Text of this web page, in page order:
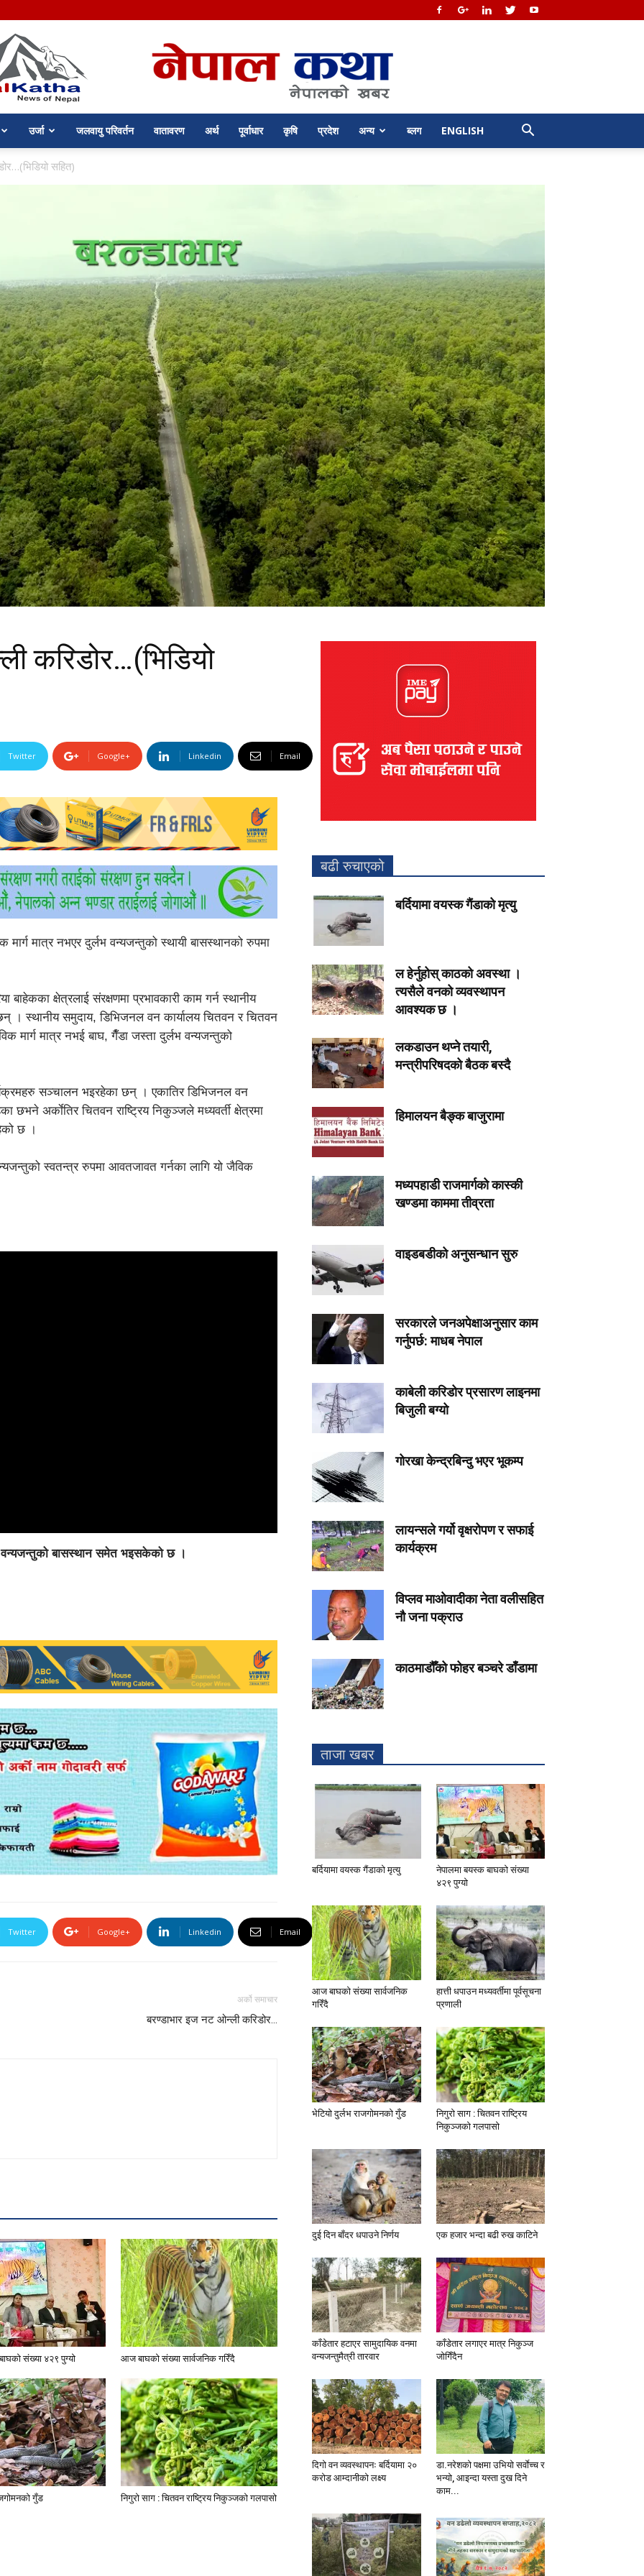
nepalkatha.com
उर्जा जलवायु परिवर्तन वातावरण अर्थ पूर्वाधार कृषि प्रदेश अन्य ब्लग ENGLISH
सहित)
करिडोर…(भिडियो
Twitter Google+ Linkedin Email
मार्ग मात्र नभएर दुर्लभ वन्यजन्तुको स्थायी बासस्थानको रुपमा
बाहेकका क्षेत्रलाई संरक्षणमा प्रभावकारी काम गर्न स्थानीय
। स्थानीय समुदाय, डिभिजनल वन कार्यालय चितवन र चितवन
मार्ग मात्र नभई बाघ, गैँडा जस्ता दुर्लभ वन्यजन्तुको
सञ्चालन भइरहेका छन् । एकातिर डिभिजनल वन
छभने अर्काेतिर चितवन राष्ट्रिय निकुञ्जले मध्यवर्ती क्षेत्रमा
छ ।
स्वतन्त्र रुपमा आवतजावत गर्नका लागि यो जैविक
वन्यजन्तुको बासस्थान समेत भइसकेको छ ।
Twitter Google+ Linkedin Email
अर्को समाचार
बरण्डाभार इज नट ओन्ली करिडोर…
संख्या ४२९ पुग्यो आज बाघको संख्या सार्वजनिक गरिँदै
गुँड निगुरो साग : चितवन राष्ट्रिय निकुञ्जको गलपासो
बढी रुचाएको
बर्दियामा वयस्क गैंडाको मृत्यु
ल हेर्नुहोस् काठको अवस्था ।
त्यसैले वनको व्यवस्थापन
आवश्यक छ ।
लकडाउन थप्ने तयारी,
मन्त्रीपरिषदको बैठक बस्दै
हिमालयन बैङ्क बाजुरामा
मध्यपहाडी राजमार्गको कास्की
खण्डमा काममा तीव्रता
वाइडबडीको अनुसन्धान सुरु
सरकारले जनअपेक्षाअनुसार काम
गर्नुपर्छ: माधब नेपाल
काबेली करिडोर प्रसारण लाइनमा
बिजुली बग्यो
गोरखा केन्द्रबिन्दु भएर भूकम्प
लायन्सले गर्यो वृक्षरोपण र सफाई
कार्यक्रम
विप्लव माओवादीका नेता वलीसहित
नौ जना पक्राउ
काठमाडौँको फोहर बञ्चरे डाँडामा
ताजा खबर
बर्दियामा वयस्क गैंडाको मृत्यु
नेपालमा बयस्क बाघको संख्या
४२९ पुग्यो
आज बाघको संख्या सार्वजनिक
गरिँदै
हात्ती धपाउन मध्यवर्तीमा पूर्वसूचना
प्रणाली
भेटियो दुर्लभ राजगोमनको गुँड
निगुरो साग : चितवन राष्ट्रिय
निकुञ्जको गलपासो
दुई दिन बाँदर धपाउने निर्णय एक हजार भन्दा बढी रुख काटिने
काँडेतार हटाएर सामुदायिक वनमा
वन्यजन्तुमैत्री तारवार
काँडेतार लगाएर मात्र निकुञ्ज
जोगिँदैन
दिगो वन व्यवस्थापनः बर्दियामा २०
करोड आम्दानीको लक्ष्य
डा.नरेशको पक्षमा उभियो सर्वाेच्च र
भन्यो, आइन्दा यस्ता दुख दिने
काम...